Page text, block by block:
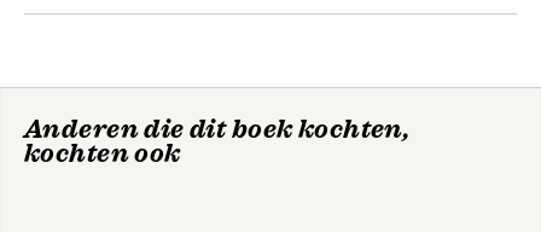
Anderen die dit boek kochten,
kochten ook